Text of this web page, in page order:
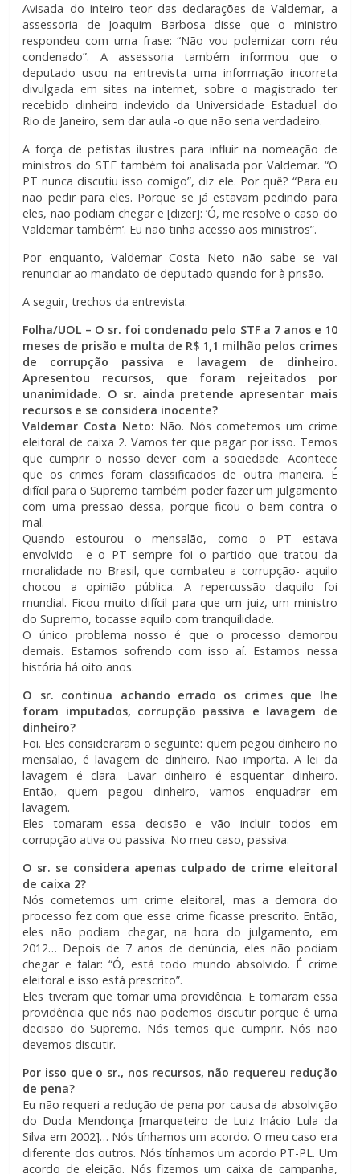
Avisada do inteiro teor das declarações de Valdemar, a
assessoria de Joaquim Barbosa disse que o ministro
respondeu com uma frase: “Não vou polemizar com réu
condenado”. A assessoria também informou que o
deputado usou na entrevista uma informação incorreta
divulgada em sites na internet, sobre o magistrado ter
recebido dinheiro indevido da Universidade Estadual do
Rio de Janeiro, sem dar aula -o que não seria verdadeiro.
A força de petistas ilustres para influir na nomeação de
ministros do STF também foi analisada por Valdemar. “O
PT nunca discutiu isso comigo”, diz ele. Por quê? “Para eu
não pedir para eles. Porque se já estavam pedindo para
eles, não podiam chegar e [dizer]: ‘Ó, me resolve o caso do
Valdemar também’. Eu não tinha acesso aos ministros”.
Por enquanto, Valdemar Costa Neto não sabe se vai
renunciar ao mandato de deputado quando for à prisão.
A seguir, trechos da entrevista:
Folha/UOL – O sr. foi condenado pelo STF a 7 anos e 10
meses de prisão e multa de R$ 1,1 milhão pelos crimes
de corrupção passiva e lavagem de dinheiro.
Apresentou recursos, que foram rejeitados por
unanimidade. O sr. ainda pretende apresentar mais
recursos e se considera inocente?
Valdemar Costa Neto: Não. Nós cometemos um crime
eleitoral de caixa 2. Vamos ter que pagar por isso. Temos
que cumprir o nosso dever com a sociedade. Acontece
que os crimes foram classificados de outra maneira. É
difícil para o Supremo também poder fazer um julgamento
com uma pressão dessa, porque ficou o bem contra o
mal.
Quando estourou o mensalão, como o PT estava
envolvido –e o PT sempre foi o partido que tratou da
moralidade no Brasil, que combateu a corrupção- aquilo
chocou a opinião pública. A repercussão daquilo foi
mundial. Ficou muito difícil para que um juiz, um ministro
do Supremo, tocasse aquilo com tranquilidade.
O único problema nosso é que o processo demorou
demais. Estamos sofrendo com isso aí. Estamos nessa
história há oito anos.
O sr. continua achando errado os crimes que lhe
foram imputados, corrupção passiva e lavagem de
dinheiro?
Foi. Eles consideraram o seguinte: quem pegou dinheiro no
mensalão, é lavagem de dinheiro. Não importa. A lei da
lavagem é clara. Lavar dinheiro é esquentar dinheiro.
Então, quem pegou dinheiro, vamos enquadrar em
lavagem.
Eles tomaram essa decisão e vão incluir todos em
corrupção ativa ou passiva. No meu caso, passiva.
O sr. se considera apenas culpado de crime eleitoral
de caixa 2?
Nós cometemos um crime eleitoral, mas a demora do
processo fez com que esse crime ficasse prescrito. Então,
eles não podiam chegar, na hora do julgamento, em
2012… Depois de 7 anos de denúncia, eles não podiam
chegar e falar: “Ó, está todo mundo absolvido. É crime
eleitoral e isso está prescrito”.
Eles tiveram que tomar uma providência. E tomaram essa
providência que nós não podemos discutir porque é uma
decisão do Supremo. Nós temos que cumprir. Nós não
devemos discutir.
Por isso que o sr., nos recursos, não requereu redução
de pena?
Eu não requeri a redução de pena por causa da absolvição
do Duda Mendonça [marqueteiro de Luiz Inácio Lula da
Silva em 2002]… Nós tínhamos um acordo. O meu caso era
diferente dos outros. Nós tínhamos um acordo PT-PL. Um
acordo de eleição. Nós fizemos um caixa de campanha,